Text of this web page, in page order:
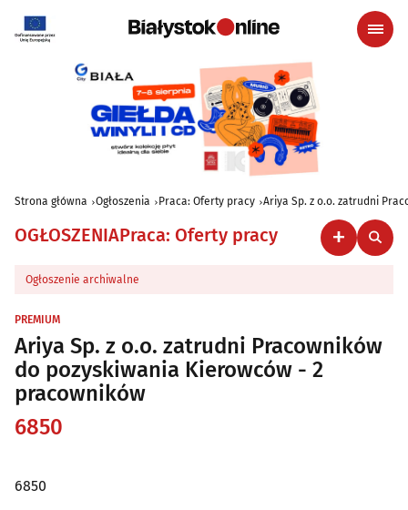
Strona główna Ogłoszenia Praca: Oferty pracy Ariya Sp. z o.o. zatrudni
OGŁOSZENIAPraca: Oferty pracy
Ogłoszenie archiwalne
PREMIUM
Ariya Sp. z o.o. zatrudni Pracowników
do pozyskiwania Kierowców - 2
pracowników
6850
6850